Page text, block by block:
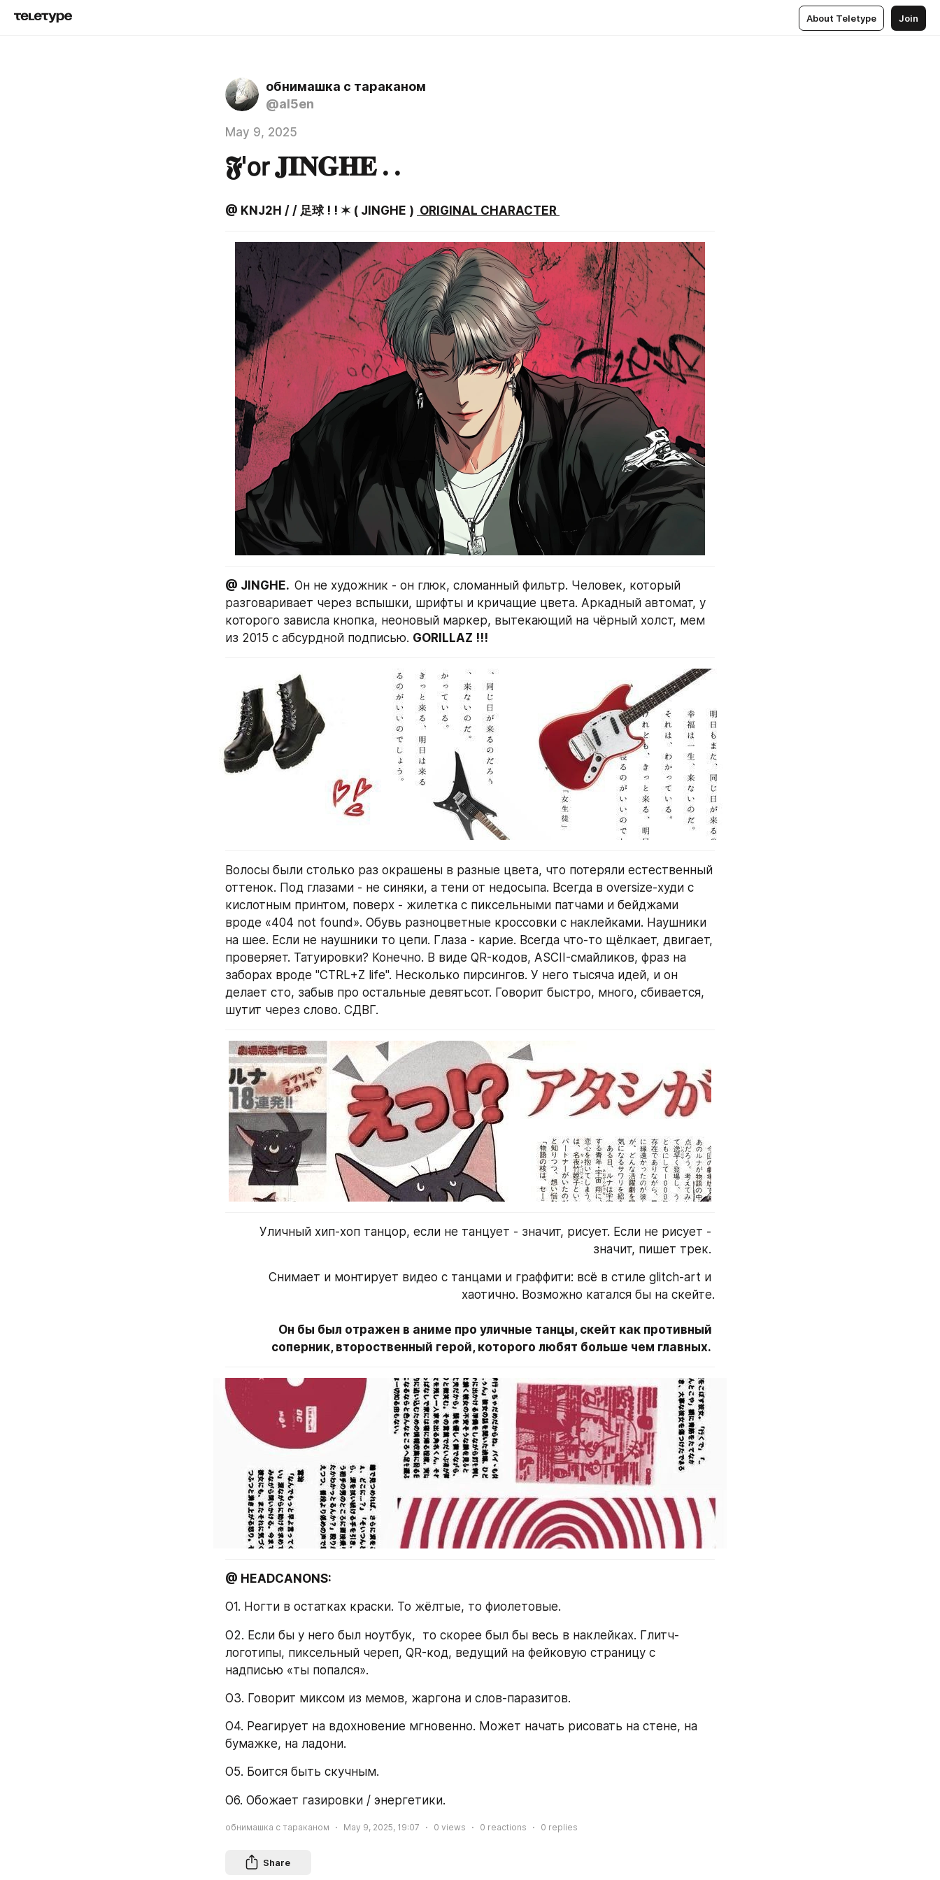
About Teletype Join
обнимашка с тараканом
@al5en
May 9, 2025
𝕱'𝗈𝗋 𝐉𝐈𝐍𝐆𝐇𝐄 . .
@ KNJ2H / / 足球 ! ! ✶ ( JINGHE ) ORIGINAL CHARACTER
@ JINGHE. Он не художник - он глюк, сломанный фильтр. Человек, который
разговаривает через вспышки, шрифты и кричащие цвета. Аркадный автомат, у
которого зависла кнопка, неоновый маркер, вытекающий на чёрный холст, мем
из 2015 с абсурдной подписью. GORILLAZ !!!
Волосы были столько раз окрашены в разные цвета, что потеряли естественный
оттенок. Под глазами - не синяки, а тени от недосыпа. Всегда в oversize-худи с
кислотным принтом, поверх - жилетка с пиксельными патчами и бейджами
вроде «404 not found». Обувь разноцветные кроссовки с наклейками. Наушники
на шее. Если не наушники то цепи. Глаза - карие. Всегда что-то щёлкает, двигает,
проверяет. Татуировки? Конечно. В виде QR-кодов, ASCII-смайликов, фраз на
заборах вроде "CTRL+Z life". Несколько пирсингов. У него тысяча идей, и он
делает сто, забыв про остальные девятьсот. Говорит быстро, много, сбивается,
шутит через слово. СДВГ.
Уличный хип-хоп танцор, если не танцует - значит, рисует. Если не рисует -
значит, пишет трек.
Снимает и монтирует видео с танцами и граффити: всё в стиле glitch-art и
хаотично. Возможно катался бы на скейте.
Он бы был отражен в аниме про уличные танцы, скейт как противный
соперник, второственный герой, которого любят больше чем главных.
@ HEADCANONS:
О1. Ногти в остатках краски. То жёлтые, то фиолетовые.
О2. Если бы у него был ноутбук,  то скорее был бы весь в наклейках. Глитч-
логотипы, пиксельный череп, QR-код, ведущий на фейковую страницу с
надписью «ты попался».
О3. Говорит миксом из мемов, жаргона и слов-паразитов.
О4. Реагирует на вдохновение мгновенно. Может начать рисовать на стене, на
бумажке, на ладони.
О5. Боится быть скучным.
О6. Обожает газировки / энергетики.
обнимашка с тараканом May 9, 2025, 19:07 0 views 0 reactions 0 replies
Share